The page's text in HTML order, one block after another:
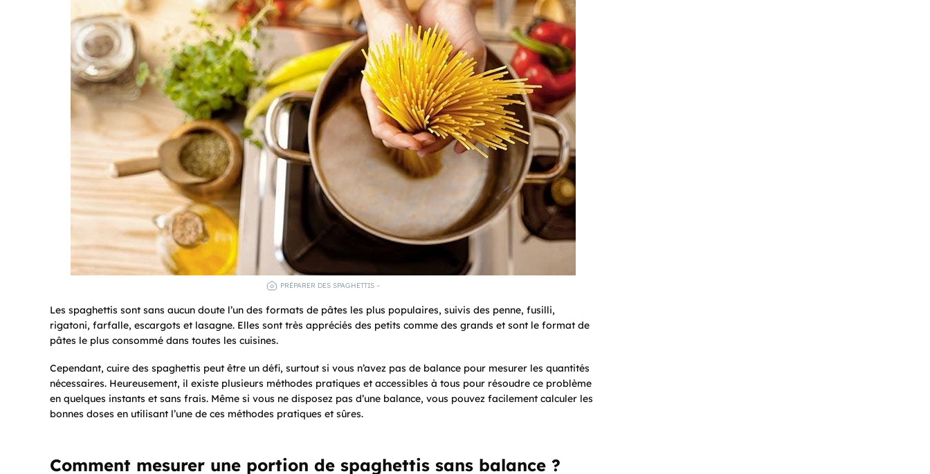
PRÉPARER DES SPAGHETTIS –
Les spaghettis sont sans aucun doute l’un des formats de pâtes les plus populaires, suivis des penne, fusilli,
rigatoni, farfalle, escargots et lasagne. Elles sont très appréciés des petits comme des grands et sont le format de
pâtes le plus consommé dans toutes les cuisines.
Cependant, cuire des spaghettis peut être un défi, surtout si vous n’avez pas de balance pour mesurer les quantités
nécessaires. Heureusement, il existe plusieurs méthodes pratiques et accessibles à tous pour résoudre ce problème
en quelques instants et sans frais. Même si vous ne disposez pas d’une balance, vous pouvez facilement calculer les
bonnes doses en utilisant l’une de ces méthodes pratiques et sûres.
Comment mesurer une portion de spaghettis sans balance ?